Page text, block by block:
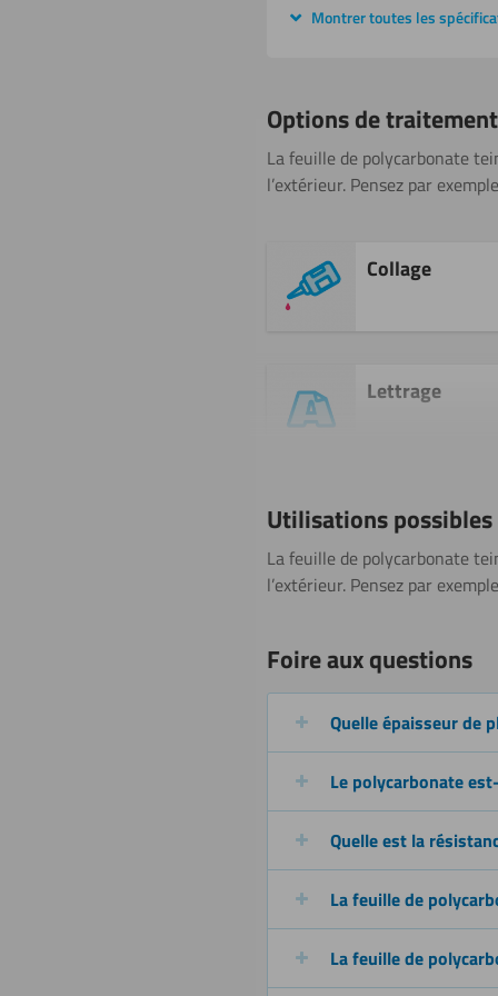
Montrer toutes les
Options de traitement
La feuille de polycarbonate
l’extérieur. Pensez par
Collage
Lettrage
Plier (à
chaud)
circulaire)
Découpe à
l’eau
Revêtir
Utilisations possibles
La feuille de polycarbonate
l’extérieur. Pensez par
Foire aux questions
Quelle épaisseur de
Le polycarbonate
Quelle est la
La feuille de
La feuille de